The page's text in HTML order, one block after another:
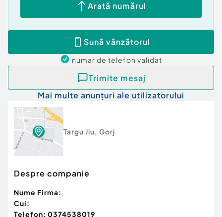
Arată numărul
Sună vânzătorul
numar de telefon validat
Trimite mesaj
Mai multe anunțuri ale utilizatorului
Targu Jiu, Gorj
Despre companie
Nume Firma:
Cui:
Telefon: 0374538019